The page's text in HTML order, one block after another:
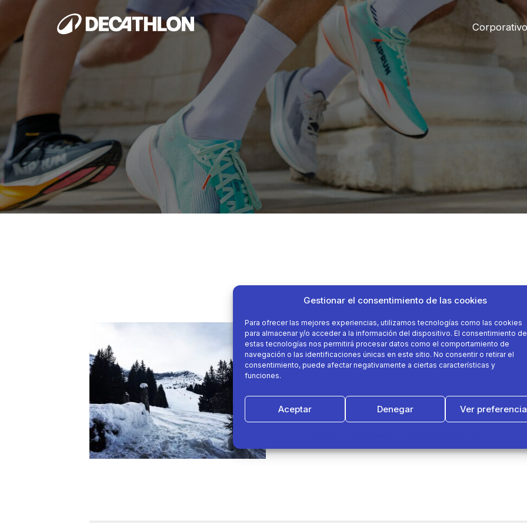
Gestionar el consentimiento de las cookies
Para ofrecer las mejores experiencias, utilizamos tecnologías como las cookies
para almacenar y/o acceder a la información del dispositivo. El consentimiento de
estas tecnologías nos permitirá procesar datos como el comportamiento de
navegación o las identificaciones únicas en este sitio. No consentir o retirar el
consentimiento, puede afectar negativamente a ciertas características y
funciones.
Aceptar Denegar Ver
Corporativo